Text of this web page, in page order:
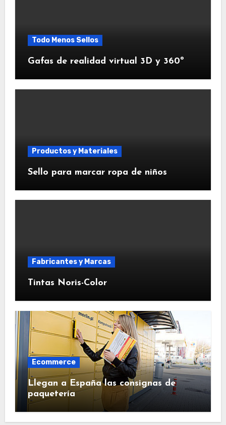
Todo Menos Sellos
Gafas de realidad virtual 3D y 360º
Productos y Materiales
Sello para marcar ropa de niños
Fabricantes y Marcas
Tintas Noris-Color
Ecommerce
Llegan a España las consignas de
paquetería